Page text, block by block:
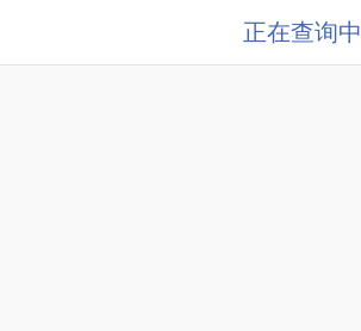
正在查询中